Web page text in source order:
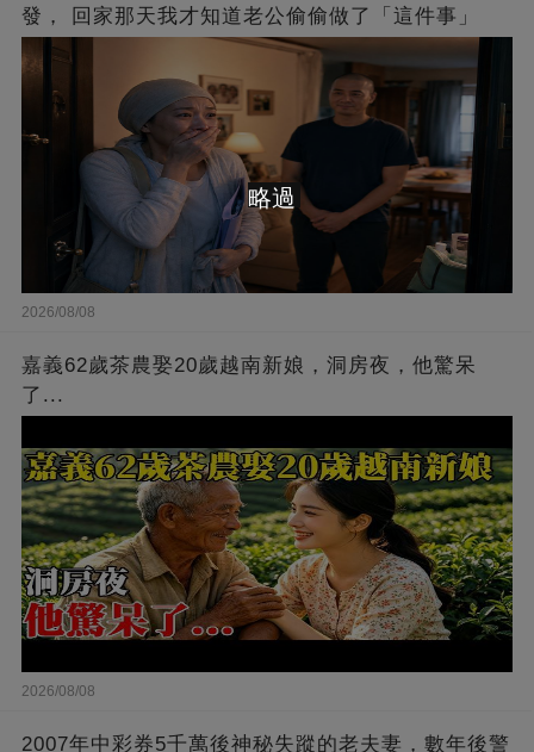
發， 回家那天我才知道老公偷偷做了「這件事」
2026/08/08
嘉義62歲茶農娶20歲越南新娘，洞房夜，他驚呆
了...
2026/08/08
2007年中彩券5千萬後神秘失蹤的老夫妻，數年後警
略過